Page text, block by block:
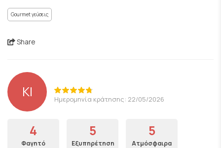
Gourmet γεύσεις
Share
KI Ημερομηνία κράτησης: 22/05/2026
4
Φαγητό
5
Εξυπηρέτηση
5
Ατμόσφαιρα